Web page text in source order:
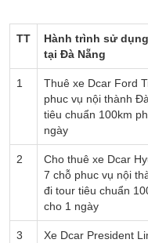
TT
Hành trình sử
tại Đà Nẵng
1
Thuê xe Dcar Ford
phuc vụ nội thành
tiêu chuẩn 100km
ngày
2
Cho thuê xe Dcar
7 chỗ phuc vụ nội
đi tour tiêu chuẩn
cho 1 ngày
3
Xe Dcar President